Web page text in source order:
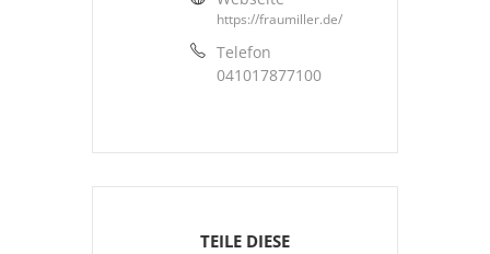
https://fraumiller.de/
Telefon
041017877100
TEILE DIESE